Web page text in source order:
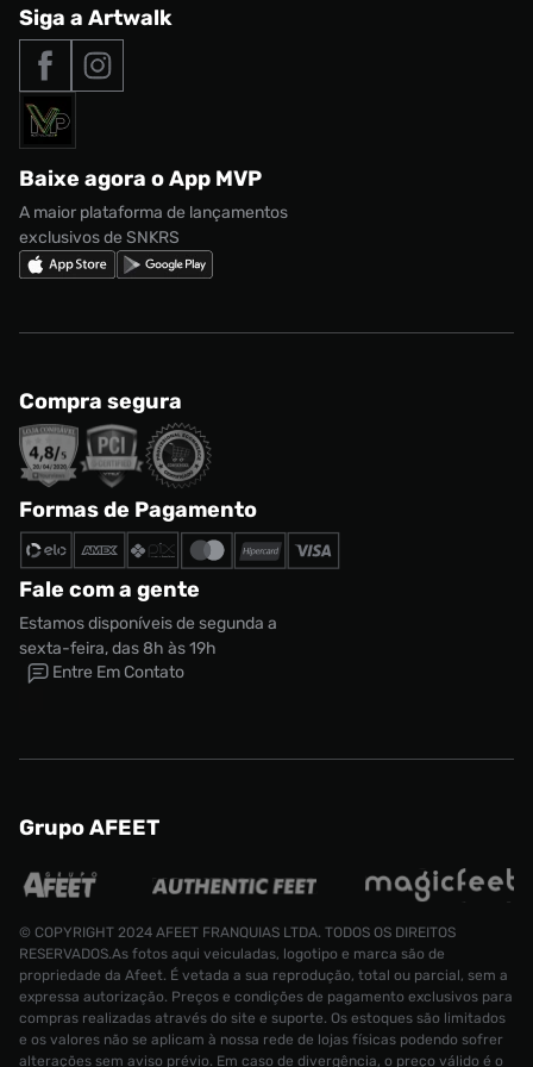
Outlet
Roupas
Acessórios
Marcas
adidas Samba
Nike Air Max
adidas Adi2000
adidas Campus
Nike Shox
Seja um franqueado
Nossas lojas
Termos de uso
Política de privacidade
Regulamento CRM/ CASHBACK
Regulamento Cupom
Central de Relacionamento
Tipos de entrega
Formas de Pagamento
Solicite seus dados
Siga a Artwalk
Baixe agora o App MVP
A maior plataforma de lançamentos
exclusivos de SNKRS
Compra segura
Formas de Pagamento
Fale com a gente
Estamos disponíveis de segunda a
sexta-feira, das 8h às 19h
Entre Em Contato
Grupo AFEET
© COPYRIGHT 2024 AFEET FRANQUIAS LTDA. TODOS OS DIREITOS
RESERVADOS.As fotos aqui veiculadas, logotipo e marca são de
propriedade da Afeet. É vetada a sua reprodução, total ou parcial, sem a
expressa autorização. Preços e condições de pagamento exclusivos para
compras realizadas através do site e suporte. Os estoques são limitados
e os valores não se aplicam à nossa rede de lojas físicas podendo sofrer
alterações sem aviso prévio. Em caso de divergência, o preço válido é o